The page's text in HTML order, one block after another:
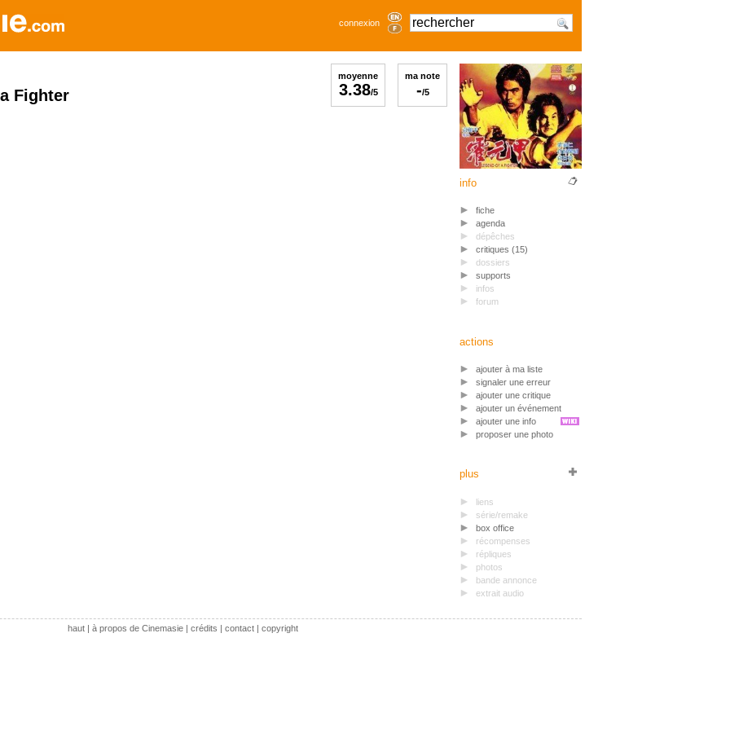
connexion
ma note
-/5
moyenne
3.38/5
Fighter
info
fiche
agenda
dépêches
critiques (15)
dossiers
supports
infos
forum
actions
ajouter à ma liste
signaler une erreur
ajouter une critique
ajouter un événement
ajouter une info
proposer une photo
plus
liens
série/remake
box office
récompenses
répliques
photos
bande annonce
extrait audio
haut| à propos de Cinemasie| crédits contact| copyright